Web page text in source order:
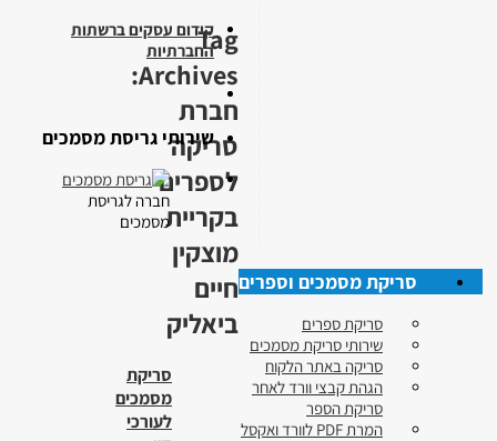
Tag
Archives:
חברת
סריקה
לספרים
בקריית
מוצקין
חיים
ביאליק
סריקת
מסמכים
לעורכי
קידום עסקים ברשתות
החברתיות
שירותי גריסת מסמכים
חברה לגריסת
מסמכים
סריקת מסמכים וספרים
סריקת ספרים
שירותי סריקת מסמכים
סריקה באתר הלקוח
הגהת קבצי וורד לאחר
סריקת הספר
המרת PDF לוורד ואקסל